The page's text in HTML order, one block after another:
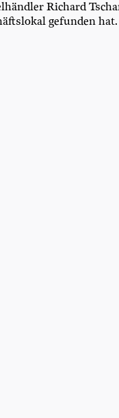
Richard
gefun­den hat.